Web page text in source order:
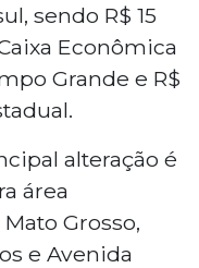
sendo R$ 15
Econômica
Grande e R$
alteração é
área
Grosso,
e Avenida